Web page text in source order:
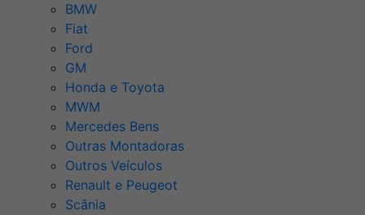
BMW
Fiat
Ford
GM
Honda e Toyota
MWM
Mercedes Bens
Outras Montadoras
Outros Veículos
Renault e Peugeot
Scânia